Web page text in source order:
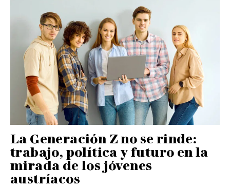
La Generación Z no se rinde:
trabajo, política y futuro en la
mirada de los jóvenes
austríacos